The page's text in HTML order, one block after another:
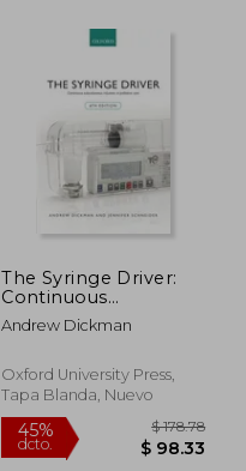
dcto.
The Syringe Driver:
Continuous
subcutaneous
infusions in palliative
Andrew Dickman
Oxford University Press,
Tapa Blanda, Nuevo